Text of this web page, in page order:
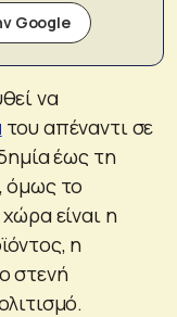
Google
να
του απέναντι σε
έως τη
όμως το
είναι η
η
στενή